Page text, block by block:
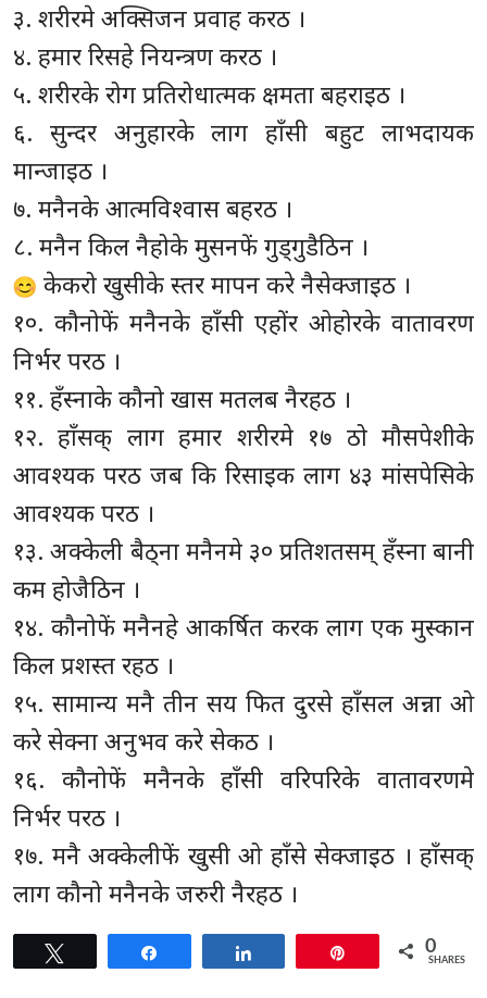
३. शरीरमे अक्सिजन प्रवाह करठ ।
४. हमार रिसहे नियन्त्रण करठ ।
५. शरीरके रोग प्रतिरोधात्मक क्षमता बहराइठ ।
६. सुन्दर अनुहारके लाग हाँसी बहुट लाभदायक
मान्जाइठ ।
७. मनैनके आत्मविश्वास बहरठ ।
८. मनैन किल नैहोके मुसनफें गुड्गुडैठिन ।
केकरो खुसीके स्तर मापन करे नैसेक्जाइठ ।
१०. कौनोफें मनैनके हाँसी एहाेंर ओहोरके वातावरण
निर्भर परठ ।
११. हँस्नाके कौनो खास मतलब नैरहठ ।
१२. हाँसक् लाग हमार शरीरमे १७ ठो मौसपेशीके
आवश्यक परठ जब कि रिसाइक लाग ४३ मांसपेसिके
आवश्यक परठ ।
१३. अक्केली बैठ्ना मनैनमे ३० प्रतिशतसम् हँस्ना बानी
कम होजैठिन ।
१४. कौनोफें मनैनहे आकर्षित करक लाग एक मुस्कान
किल प्रशस्त रहठ ।
१५. सामान्य मनै तीन सय फित दुरसे हाँसल अन्ना ओ
करे सेक्ना अनुभव करे सेकठ ।
१६. कौनोफें मनैनके हाँसी वरिपरिके वातावरणमे
निर्भर परठ ।
१७. मनै अक्केलीफें खुसी ओ हाँसे सेक्जाइठ । हाँसक्
लाग कौनो मनैनके जरुरी नैरहठ ।
0
SHARES